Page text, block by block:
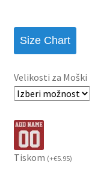
Size Chart
Velikosti za Moški
Tiskom (+€5.95)